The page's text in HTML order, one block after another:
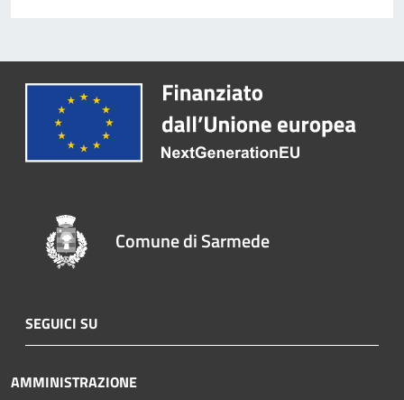
Comune di Sarmede
SEGUICI SU
AMMINISTRAZIONE